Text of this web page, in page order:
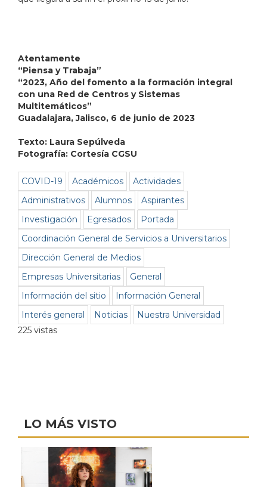
Atentamente
“Piensa y Trabaja”
“2023, Año del fomento a la formación integral
con una Red de Centros y Sistemas
Multitemáticos”
Guadalajara, Jalisco, 6 de junio de 2023
Texto: Laura Sepúlveda
Fotografía: Cortesía CGSU
COVID-19 Académicos
Actividades
Administrativos
Alumnos
Aspirantes
Investigación
Egresados
Portada
Coordinación General de Servicios a Universitarios
Dirección General de Medios
Empresas Universitarias
General
Información del sitio
Información General
Interés general
Noticias
Nuestra Universidad
225 vistas
LO MÁS VISTO